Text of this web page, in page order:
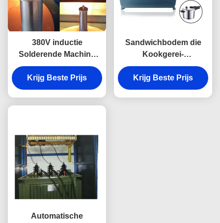
380V inductie
Solderende Machine
voor de Pot Pan Bottom
van het Roestvrij
staalkeukengerei
Krijg Beste Prijs
Sandwichbodem die
Kookgerei-
Productiemachine voor
Roestvrij staal Kokende
Pot solderen
Krijg Beste Prijs
Automatische